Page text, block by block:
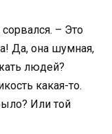
– Это
Да, она шумная,
людей?
какая-то.
Или той